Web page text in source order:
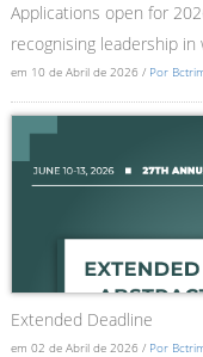
Applications open for
recognising leadership in
em 10 de Abril de 2026 / Por
Extended Deadline
em 02 de Abril de 2026 / Por